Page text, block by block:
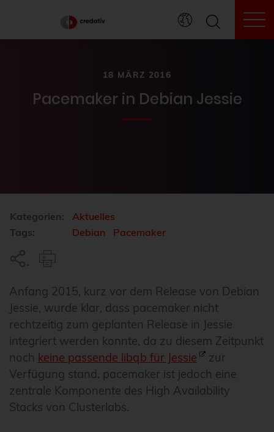
18 MÄRZ 2016
Pacemaker in Debian Jessie
Kategorien:
Aktuelles
Tags:
Debian Pacemaker
Anfang 2015, kurz vor dem Release von Debian
Jessie, wurde klar, dass pacemaker nicht
rechtzeitig zum geplanten Release in Jessie
integriert werden konnte, da zu diesem Zeitpunkt
noch keine passende libqb für Jessie
zur
Verfügung stand. pacemaker ist jedoch eine
zentrale Komponente des High Availability
Stacks von Clusterlabs.